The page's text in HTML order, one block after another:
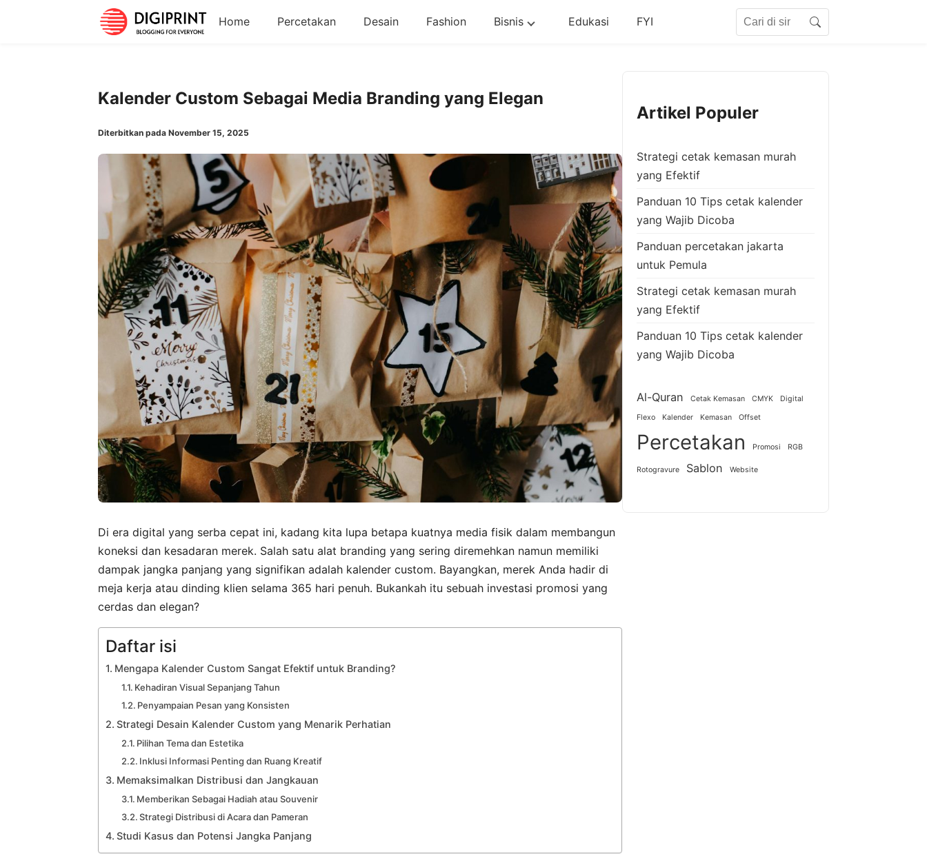
Home Percetakan Desain Fashion Bisnis Edukasi FYI Search
Kalender Custom Sebagai Media Branding yang Elegan
Diterbitkan pada November 15, 2025
Di era digital yang serba cepat ini, kadang kita lupa betapa kuatnya media fisik dalam membangun
koneksi dan kesadaran merek. Salah satu alat branding yang sering diremehkan namun memiliki
dampak jangka panjang yang signifikan adalah kalender custom. Bayangkan, merek Anda hadir di
meja kerja atau dinding klien selama 365 hari penuh. Bukankah itu sebuah investasi promosi yang
cerdas dan elegan?
Daftar isi
Mengapa Kalender Custom Sangat Efektif untuk Branding?
Kehadiran Visual Sepanjang Tahun
Penyampaian Pesan yang Konsisten
Strategi Desain Kalender Custom yang Menarik Perhatian
Pilihan Tema dan Estetika
Inklusi Informasi Penting dan Ruang Kreatif
Memaksimalkan Distribusi dan Jangkauan
Memberikan Sebagai Hadiah atau Souvenir
Strategi Distribusi di Acara dan Pameran
Studi Kasus dan Potensi Jangka Panjang
Artikel Populer
Strategi cetak kemasan murah
yang Efektif
Panduan 10 Tips cetak kalender
yang Wajib Dicoba
Panduan percetakan jakarta
untuk Pemula
Strategi cetak kemasan murah
yang Efektif
Panduan 10 Tips cetak kalender
yang Wajib Dicoba
Al-Quran Cetak Kemasan CMYK Digital
Flexo Kalender Kemasan Offset
Percetakan Promosi RGB
Rotogravure Sablon Website